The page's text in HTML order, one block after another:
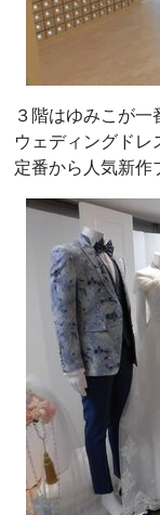
３階はゆみこが一
ウェディングドレ
定番から人気新作